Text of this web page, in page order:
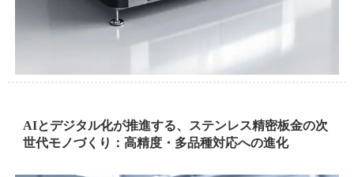
AIとデジタル化が推進する、ステンレス精密板金の次
世代モノづくり：高精度・多品種対応への進化